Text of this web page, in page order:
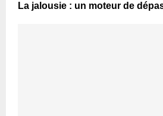
La jalousie : un moteur de